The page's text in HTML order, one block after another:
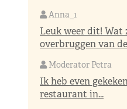
Anna_1
Leuk weer dit!
overbruggen van
Moderator Petra
Ik heb even
restaurant in...